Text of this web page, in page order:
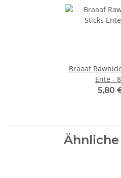
Braaaf
Ente -
5,80